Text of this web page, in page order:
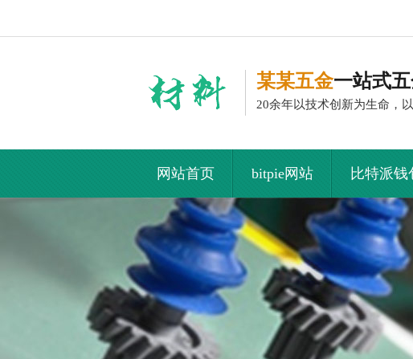
某某五金一站式
20余年以技术创新为生命，
网站首页 bitpie网站 比特派钱